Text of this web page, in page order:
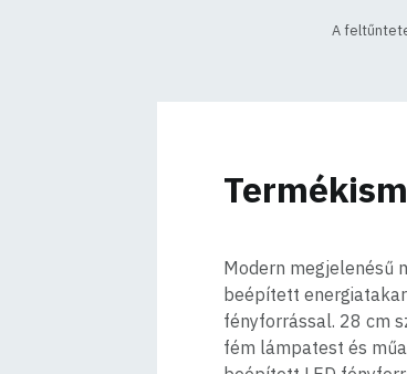
A
Modern megjelenésű
beépített
fényforrással. 28 cm
fém lámpatest és